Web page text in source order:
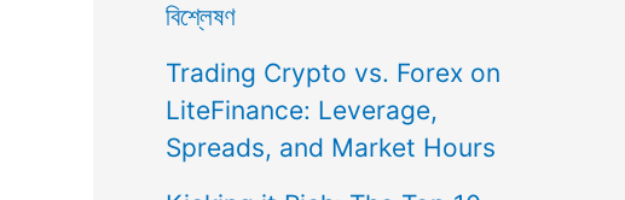
বিশ্লেষণ
Trading Crypto vs. Forex on
LiteFinance: Leverage,
Spreads, and Market Hours